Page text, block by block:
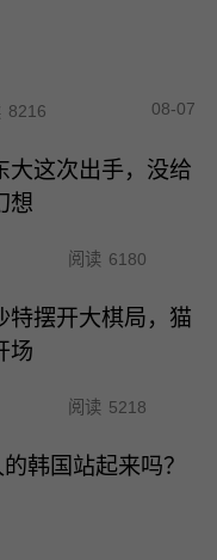
8216 08-07
大这次出手，没给
想
阅读 6180
特摆开大棋局，猫
场
阅读 5218
韩国站起来吗？